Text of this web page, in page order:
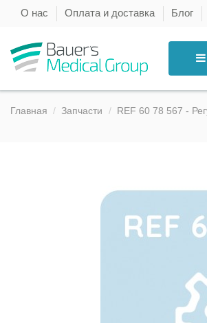
О нас Оплата и доставка Блог
Главная Запчасти REF 60 78 567 -